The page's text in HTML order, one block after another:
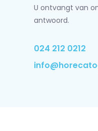
U ontvangt van
antwoord.
024 212 0212